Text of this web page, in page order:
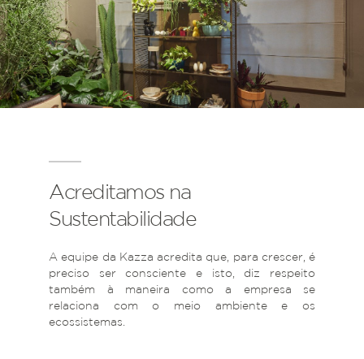
Acreditamos na
Sustentabilidade
A equipe da Kazza acredita que, para crescer, é
preciso ser consciente e isto, diz respeito
também à maneira como a empresa se
relaciona com o meio ambiente e os
ecossistemas.